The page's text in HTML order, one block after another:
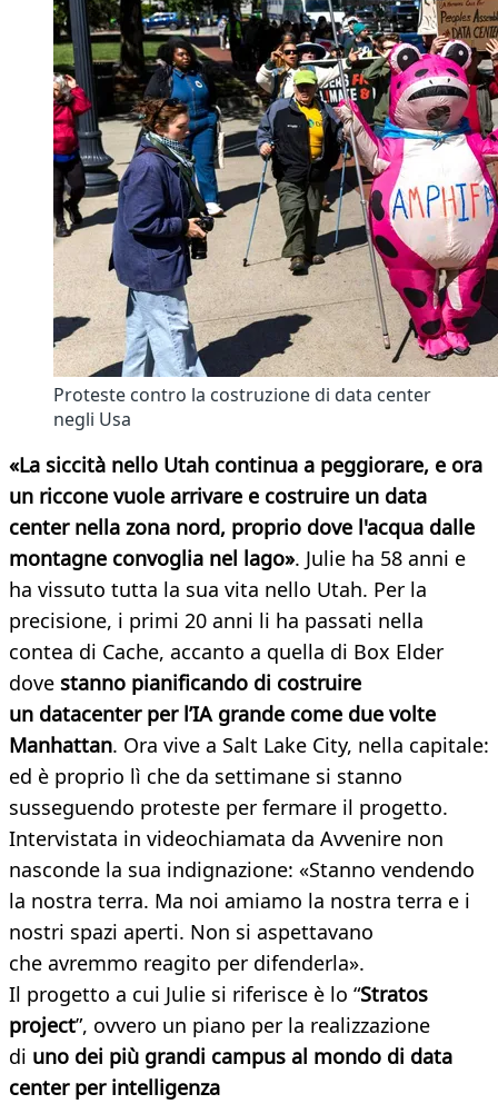
Proteste contro la costruzione di data center
negli Usa
«La siccità nello Utah continua a peggiorare, e ora
un riccone vuole arrivare e costruire un data
center nella zona nord, proprio dove l'acqua dalle
montagne convoglia nel lago». Julie ha 58 anni e
ha vissuto tutta la sua vita nello Utah. Per la
precisione, i primi 20 anni li ha passati nella
contea di Cache, accanto a quella di Box Elder
dove stanno pianificando di costruire
un datacenter per l’IA grande come due volte
Manhattan. Ora vive a Salt Lake City, nella capitale:
ed è proprio lì che da settimane si stanno
susseguendo proteste per fermare il progetto.
Intervistata in videochiamata da Avvenire non
nasconde la sua indignazione: «Stanno vendendo
la nostra terra. Ma noi amiamo la nostra terra e i
nostri spazi aperti. Non si aspettavano
che avremmo reagito per difenderla».
Il progetto a cui Julie si riferisce è lo “Stratos
project”, ovvero un piano per la realizzazione
di uno dei più grandi campus al mondo di data
center per intelligenza